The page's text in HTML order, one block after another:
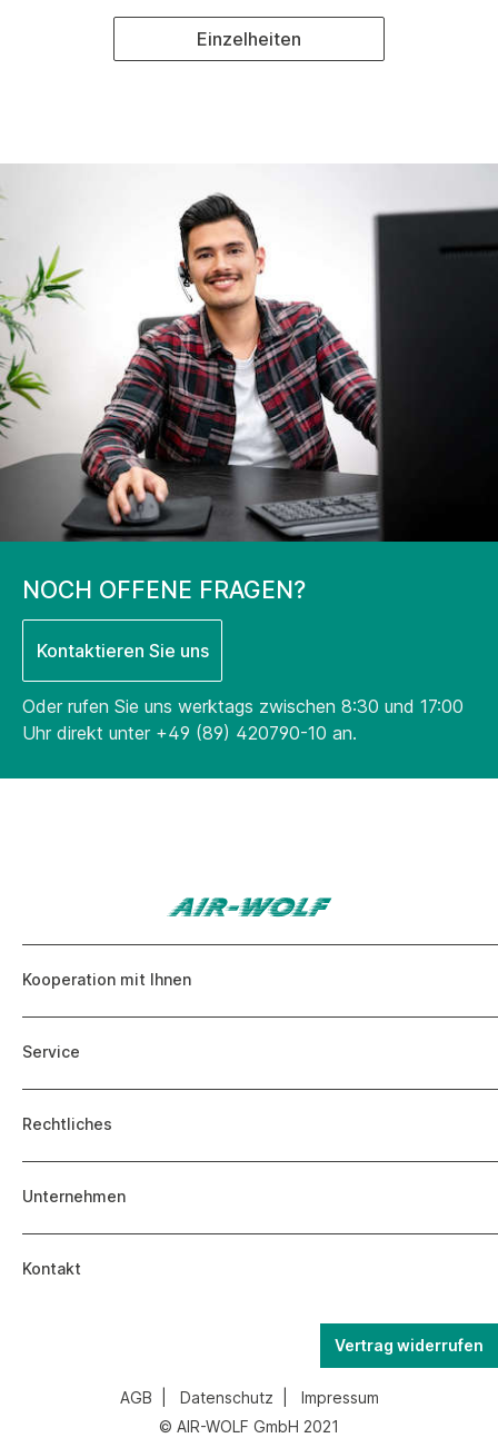
Einzelheiten
NOCH OFFENE FRAGEN?
Kontaktieren Sie uns
Oder rufen Sie uns werktags zwischen 8:30 und 17:00
Uhr direkt unter +49 (89) 420790-10 an.
Kooperation mit Ihnen
Service
Rechtliches
Unternehmen
Kontakt
Vertrag widerrufen
AGB Datenschutz
Impressum
© AIR-WOLF GmbH 2021